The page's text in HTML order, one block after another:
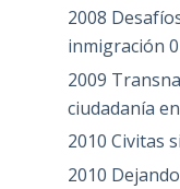
2008
inmigración 0
2009
ciudadanía
2010 Civitas
2010